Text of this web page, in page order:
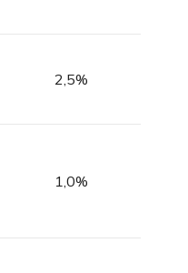
2,5%
1,0%